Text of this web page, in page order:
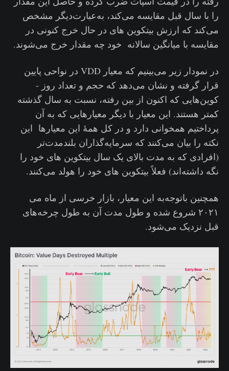
را با سال قبل مقایسه می‌کند، به‌عبارت‌دیگر مشخص
می‌کند که ارزش بیتکوین های در حال خرج کنونی در
مقایسه با میانگین سالانه خود چه مقدار خرج می‌شوند.
در نمودار زیر می‌بینیم که معیار VDD در نواحی پایین
قرار گرفته و نشان می‌دهد که حجم و تعداد روز -
کوین‌هایی که اکنون از بین رفته، نسبت به سال گذشته
کمتر هستند. این معیار با دیگر معیارهایی که به آن
پرداختیم همخوانی دارد و در کل همهٔ این معیارها این
نکته را بیان می‌کنند که سرمایه‌گذاران بلندمدت‌تر
(افرادی که به مدت بالای یک سال بیتکوین های خود را
نگه داشته‌اند) فعلاً بیتکوین های خود را هولد می‌کنند.
همچنین باتوجه‌به این معیار، بازار خرسی از ماه می
۲۰۲۱ شروع شده و طول مدت آن به طول چرخه‌های
قبل نزدیک می‌شود.